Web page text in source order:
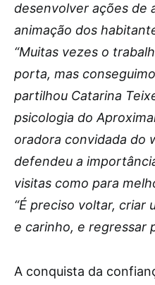
desenvolver ações de
animação dos
“Muitas vezes o
porta, mas
partilhou Catarina
psicologia do
oradora convidada do
defendeu a
visitas como para
“É preciso voltar, criar
e carinho, e regressar
A conquista da